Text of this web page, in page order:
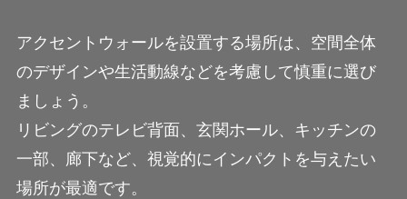
アクセントウォールを設置する場所は、空間全体
のデザインや生活動線などを考慮して慎重に選び
ましょう。
リビングのテレビ背面、玄関ホール、キッチンの
一部、廊下など、視覚的にインパクトを与えたい
場所が最適です。